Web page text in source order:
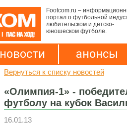
Footcom.ru –
портал о футбольной
любительском и детско-
юношеском футболе.
новости анонсы
Вернуться к списку новостей
«Олимпия-1» -
футболу на кубок
16.01.13